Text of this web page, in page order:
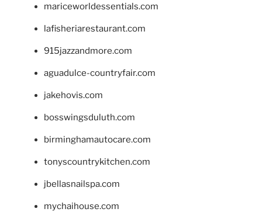
mariceworldessentials.com
lafisheriarestaurant.com
915jazzandmore.com
aguadulce-countryfair.com
jakehovis.com
bosswingsduluth.com
birminghamautocare.com
tonyscountrykitchen.com
jbellasnailspa.com
mychaihouse.com